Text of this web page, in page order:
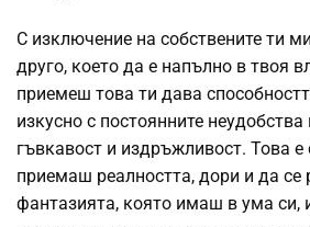
С изключение на собствените ти
друго, което да е напълно в твоя
приемеш това ти дава
изкусно с постоянните
гъвкавост и издръжливост. Това е
приемаш реалността, дори и да се
фантазията, която имаш в ума си,